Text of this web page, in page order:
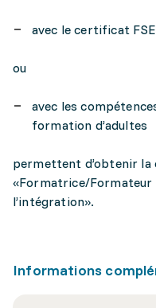
avec le certificat
ou
avec les
formation d’adultes
permettent d’obtenir la
«Formatrice/Formateur
l’intégration».
Informations